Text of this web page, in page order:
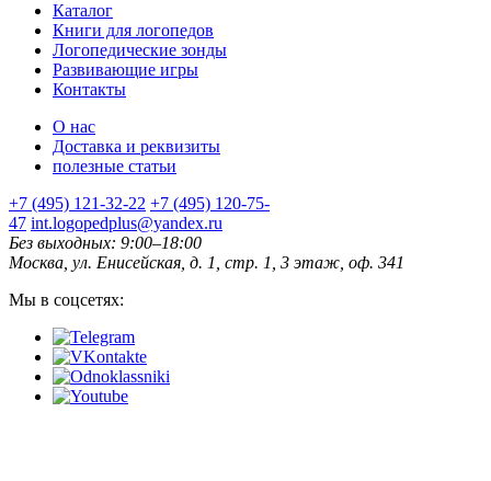
Каталог
Книги для логопедов
Логопедические зонды
Развивающие игры
Контакты
О нас
Доставка и реквизиты
полезные статьи
+7 (495) 121-32-22 +7 (495) 120-75-
47 int.logopedplus@yandex.ru
Без выходных: 9:00–18:00
Москва, ул. Енисейская, д. 1, стр. 1, 3 этаж, оф. 341
Мы в соцсетях: